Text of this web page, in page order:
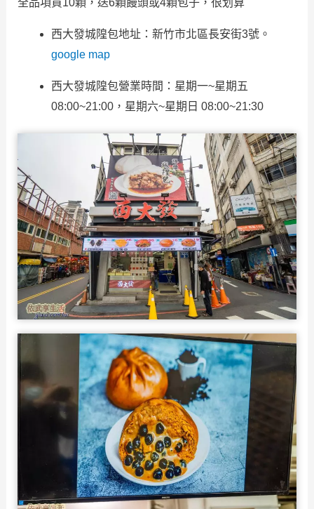
西大發城隍包地址：新竹市北區長安街3號。
google map
西大發城隍包營業時間：星期一~星期五
08:00~21:00，星期六~星期日 08:00~21:30